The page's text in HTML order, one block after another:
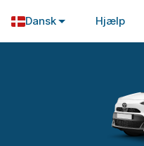
Dansk Hjælp